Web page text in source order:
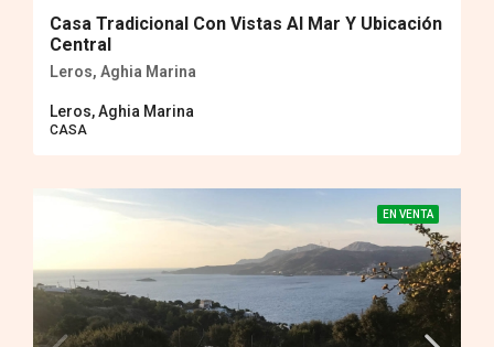
Casa Tradicional Con Vistas Al Mar Y Ubicación
Central
Leros, Aghia Marina
Leros, Aghia Marina
CASA
EN VENTA